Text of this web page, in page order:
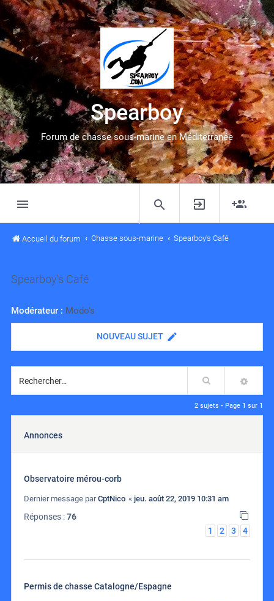
Spearboy
Forum de chasse sous-marine en Méditerranée
Accueil du forum Chasse sous-marine Spearboy's Café
Spearboy's Café
Modérateur : Modo's
NOUVEAU SUJET
Rechercher
2 sujets • Page 1 sur 1
Annonces
Observatoire mérou-corb
Dernier message parCptNico « jeu. août 22, 2019 10:31 am
Réponses :76
1
2 3 4
Permis de chasse Catalogne/Espagne